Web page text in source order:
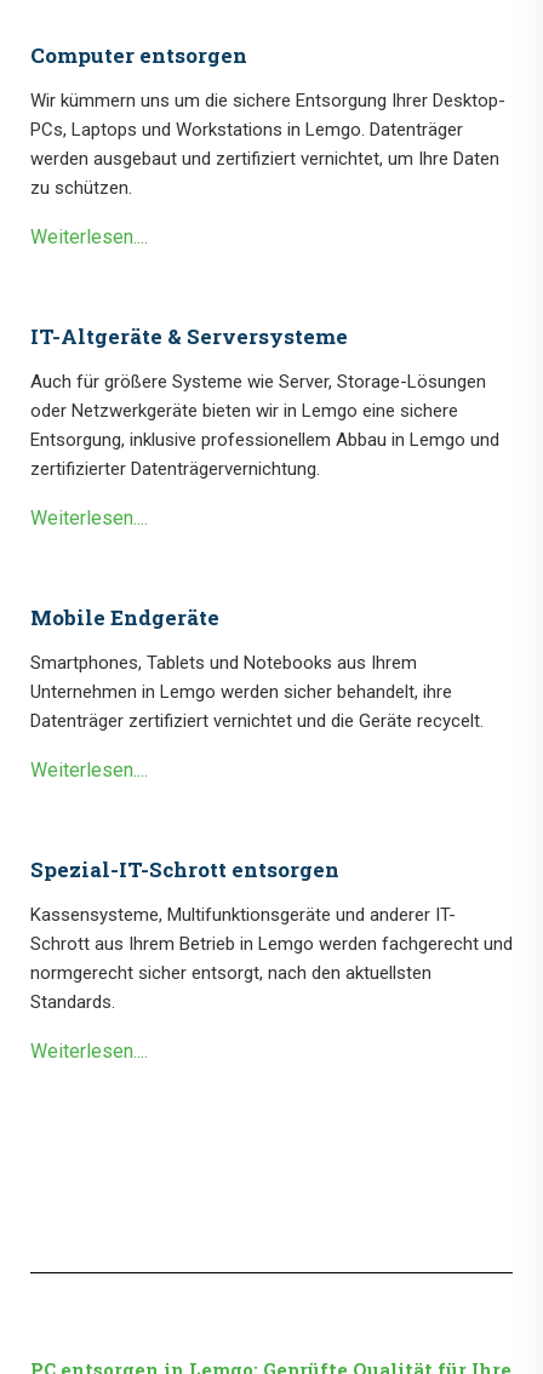
Computer entsorgen
Wir kümmern uns um die sichere Entsorgung Ihrer Desktop-
PCs, Laptops und Workstations in Lemgo. Datenträger
werden ausgebaut und zertifiziert vernichtet, um Ihre Daten
zu schützen.
Weiterlesen....
IT-Altgeräte & Serversysteme
Auch für größere Systeme wie Server, Storage-Lösungen
oder Netzwerkgeräte bieten wir in Lemgo eine sichere
Entsorgung, inklusive professionellem Abbau in Lemgo und
zertifizierter Datenträgervernichtung.
Weiterlesen....
Mobile Endgeräte
Smartphones, Tablets und Notebooks aus Ihrem
Unternehmen in Lemgo werden sicher behandelt, ihre
Datenträger zertifiziert vernichtet und die Geräte recycelt.
Weiterlesen....
Spezial-IT-Schrott entsorgen
Kassensysteme, Multifunktionsgeräte und anderer IT-
Schrott aus Ihrem Betrieb in Lemgo werden fachgerecht und
normgerecht sicher entsorgt, nach den aktuellsten
Standards.
Weiterlesen....